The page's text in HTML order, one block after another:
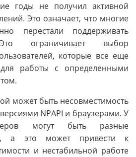
годы не получил активной
Это означает, что многие
перестали поддерживать
Это ограничивает выбор
которые все еще
работы с определенными
может быть несовместимость
NPAPI и браузерами. У
могут быть разные
а это может привести к
и нестабильной работе